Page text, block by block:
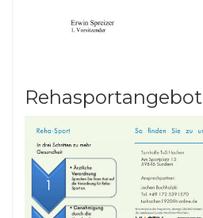
Rehasportangebot